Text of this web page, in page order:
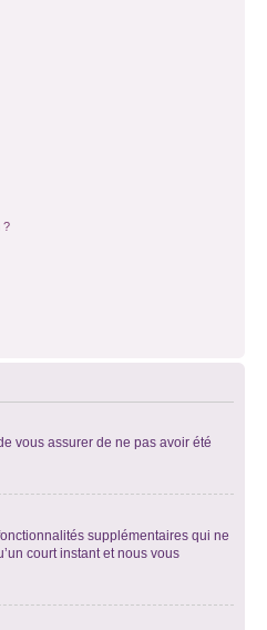
?
vous assurer de ne pas avoir été
supplémentaires qui ne
court instant et nous vous